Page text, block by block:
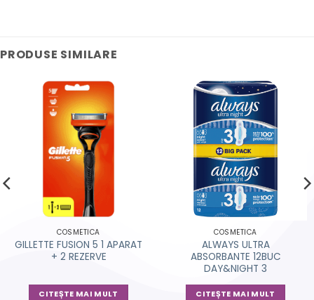
PRODUSE SIMILARE
COSMETICA
GILLETTE FUSION 5 1 APARAT
+ 2 REZERVE
CITEȘTE MAI MULT
COSMETICA
ALWAYS ULTRA
ABSORBANTE 12BUC
DAY&NIGHT 3
CITEȘTE MAI MULT